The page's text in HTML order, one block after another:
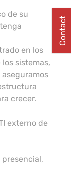
de su
en los
sistemas,
crecer.
externo de
Contact